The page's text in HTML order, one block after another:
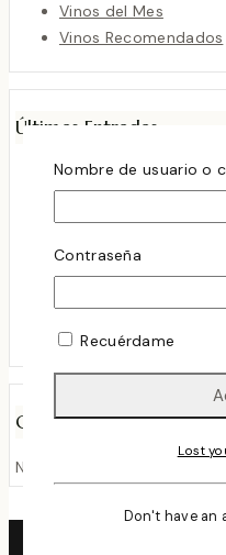
Vinos del Mes
Vinos Recomendados
Últimas Entradas
Rioja sigue
LA MAGIA DE LA
abril 2, 2024
Cata de Vino los
Favorito
marzo 24, 2024
Comentarios Recientes
No hay comentarios que
Nombre de usuario o
Contraseña
Recuérdame
Lost
Don't have an